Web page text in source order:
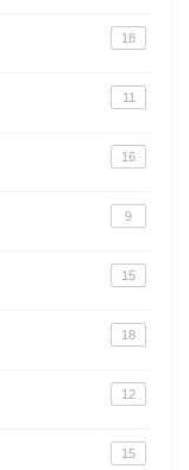
18
11
16
9
15
18
12
15